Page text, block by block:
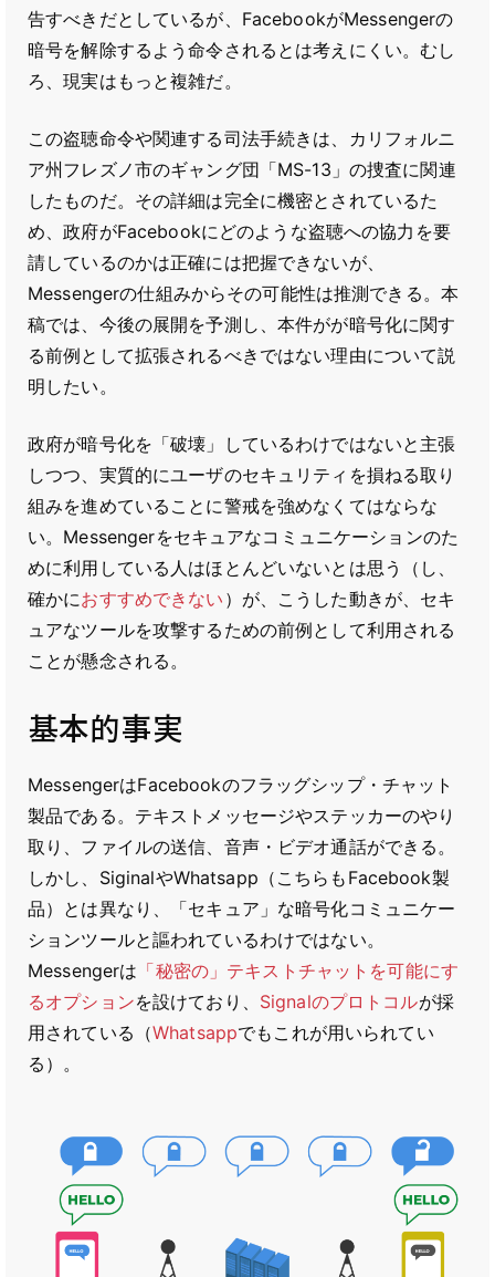
告すべきだとしているが、FacebookがMessengerの
暗号を解除するよう命令されるとは考えにくい。むし
ろ、現実はもっと複雑だ。
この盗聴命令や関連する司法手続きは、カリフォルニ
ア州フレズノ市のギャング団「MS-13」の捜査に関連
したものだ。その詳細は完全に機密とされているた
め、政府がFacebookにどのような盗聴への協力を要
請しているのかは正確には把握できないが、
Messengerの仕組みからその可能性は推測できる。本
稿では、今後の展開を予測し、本件がが暗号化に関す
る前例として拡張されるべきではない理由について説
明したい。
政府が暗号化を「破壊」しているわけではないと主張
しつつ、実質的にユーザのセキュリティを損ねる取り
組みを進めていることに警戒を強めなくてはならな
い。Messengerをセキュアなコミュニケーションのた
めに利用している人はほとんどいないとは思う（し、
確かにおすすめできない ）が、こうした動きが、セキ
ュアなツールを攻撃するための前例として利用される
ことが懸念される。
基本的事実
MessengerはFacebookのフラッグシップ・チャット
製品である。テキストメッセージやステッカーのやり
取り、ファイルの送信、音声・ビデオ通話ができる。
しかし、SiginalやWhatsapp（こちらもFacebook製
品）とは異なり、「セキュア」な暗号化コミュニケー
ションツールと謳われているわけではない。
Messengerは 「秘密の」テキストチャットを可能にす
るオプションを設けており、 Signalのプロトコルが採
用されている（Whatsappでもこれが用いられてい
る）。